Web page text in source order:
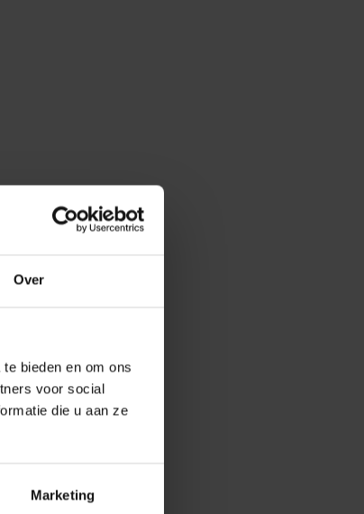
Over
bieden en om ons
voor social
die u aan ze
Marketing